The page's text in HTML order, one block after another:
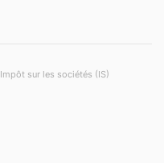
Impôt sur les sociétés (IS)